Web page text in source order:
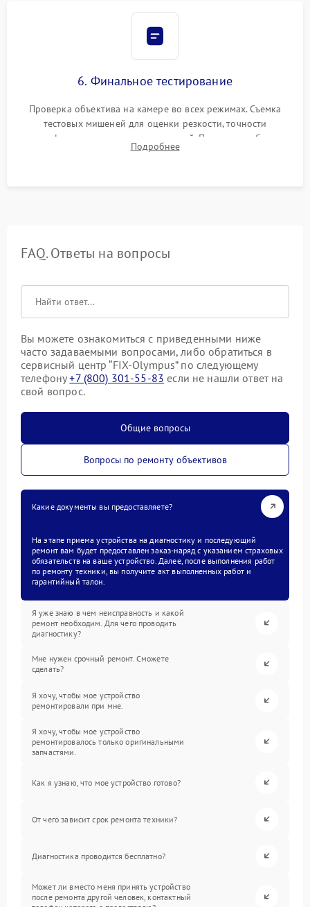
6. Финальное тестирование
Проверка объектива на камере во всех режимах. Съемка
тестовых мишеней для оценки резкости, точности
автофокуса и отсутствия искажений. Проверка работы
диафрагмы на закрытых значениях и тестирование
Подробнее
FAQ. Ответы на вопросы
Вы можете ознакомиться с приведенными ниже
часто задаваемыми вопросами, либо обратиться в
сервисный центр “FIX-Olympus” по следующему
телефону+7 (800) 301-55-83 если не нашли ответ на
свой вопрос.
Общие вопросы
Вопросы по ремонту объективов
Какие документы вы предоставляете?
На этапе приема устройства на диагностику и последующий
ремонт вам будет предоставлен заказ-наряд с указанием страховых
обязательств на ваше устройство. Далее, после выполнения работ
по ремонту техники, вы получите акт выполненных работ и
гарантийный талон.
Я уже знаю в чем неисправность и какой
ремонт необходим. Для чего проводить
диагностику?
Мне нужен срочный ремонт. Сможете
сделать?
Я хочу, чтобы мое устройство
ремонтировали при мне.
Я хочу, чтобы мое устройство
ремонтировалось только оригинальными
запчастями.
Как я узнаю, что мое устройство готово?
От чего зависит срок ремонта техники?
Диагностика проводится бесплатно?
Может ли вместо меня принять устройство
после ремонта другой человек, контактный